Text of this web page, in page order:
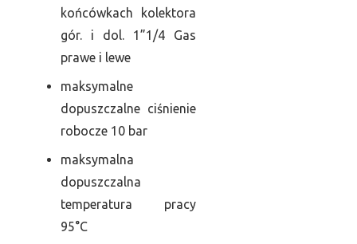
końcówkach kolektora
gór. i dol. 1”1/4 Gas
prawe i lewe
maksymalne
dopuszczalne ciśnienie
robocze 10 bar
maksymalna
dopuszczalna
temperatura pracy
95°C